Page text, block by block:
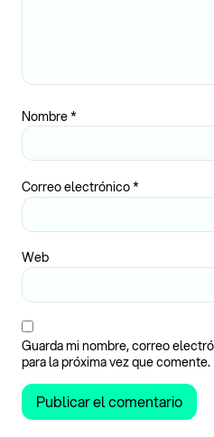
Nombre*
Correo electrónico*
Web
Guarda mi nombre, correo
para la próxima vez que comente.